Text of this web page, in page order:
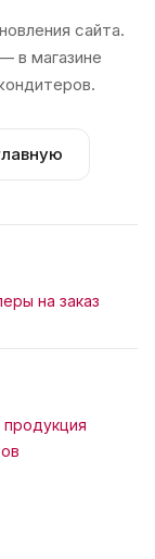
сайта.
в магазине
на заказ